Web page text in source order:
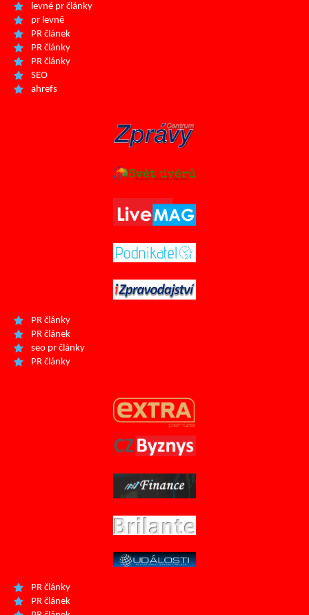
levné pr články
pr levně
PR článek
PR články
PR články
SEO
ahrefs
PR články
PR článek
seo pr články
PR články
PR články
PR článek